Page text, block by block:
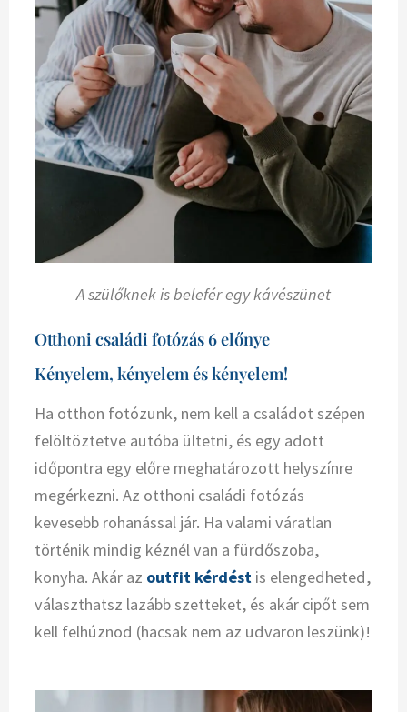
A szülőknek is belefér egy kávészünet
Otthoni családi fotózás 6 előnye
Kényelem, kényelem és kényelem!
Ha otthon fotózunk, nem kell a családot szépen
felöltöztetve autóba ültetni, és egy adott
időpontra egy előre meghatározott helyszínre
megérkezni. Az otthoni családi fotózás
kevesebb rohanással jár. Ha valami váratlan
történik mindig kéznél van a fürdőszoba,
konyha. Akár az outfit kérdést is elengedheted,
választhatsz lazább szetteket, és akár cipőt sem
kell felhúznod (hacsak nem az udvaron leszünk)!